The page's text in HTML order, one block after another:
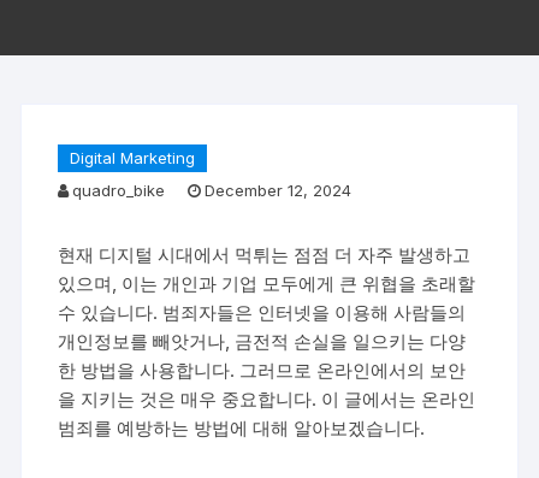
Digital Marketing
quadro_bike
December 12, 2024
현재 디지털 시대에서 먹튀는 점점 더 자주 발생하고
있으며, 이는 개인과 기업 모두에게 큰 위협을 초래할
수 있습니다. 범죄자들은 인터넷을 이용해 사람들의
개인정보를 빼앗거나, 금전적 손실을 일으키는 다양
한 방법을 사용합니다. 그러므로 온라인에서의 보안
을 지키는 것은 매우 중요합니다. 이 글에서는 온라인
범죄를 예방하는 방법에 대해 알아보겠습니다.